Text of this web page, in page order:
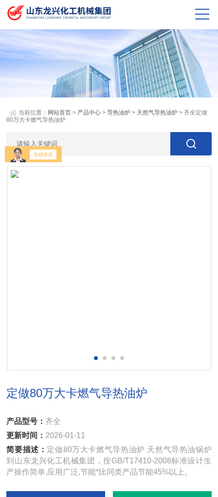
当前位置： 网站首页 > 产品中心 >导热油炉 > 天然气导热油炉 > 齐全定做
80万大卡燃气导热油炉
定做80万大卡燃气导热油炉
产品型号： 齐全
更新时间： 2026-01-11
简要描述： 定做80万大卡燃气导热油炉 天然气导热油锅炉
到山东龙兴化工机械集团，按GB/T17410-2008标准设计生
产操作简单,应用广泛,节能*比同类产品节能45%以上。